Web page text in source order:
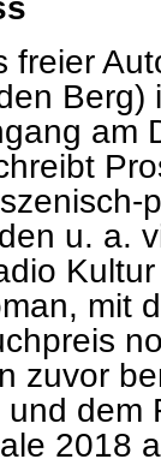
freier
am
u. a.
mit
zuvor
dem
2018